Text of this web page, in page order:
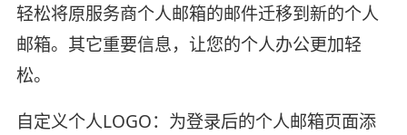
轻松将原服务商个人邮箱的邮件迁移到新的个人
邮箱。其它重要信息，让您的个人办公更加轻
松。
自定义个人LOGO：为登录后的个人邮箱页面添